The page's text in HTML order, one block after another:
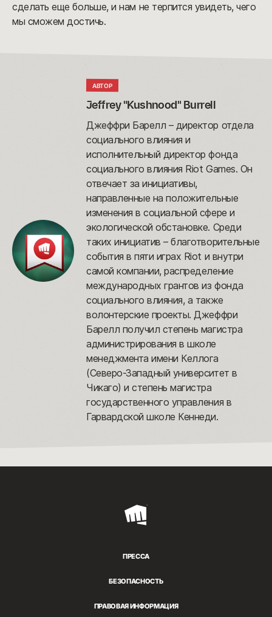
сделать еще больше, и нам не терпится увидеть, чего
мы сможем достичь.
АВТОР
Jeffrey "Kushnood" Burrell
Джеффри Барелл – директор отдела
социального влияния и
исполнительный директор фонда
социального влияния Riot Games. Он
отвечает за инициативы,
направленные на положительные
изменения в социальной сфере и
экологической обстановке. Среди
таких инициатив – благотворительные
события в пяти играх Riot и внутри
самой компании, распределение
международных грантов из фонда
социального влияния, а также
волонтерские проекты. Джеффри
Барелл получил степень магистра
администрирования в школе
менеджмента имени Келлога
(Северо-Западный университет в
Чикаго) и степень магистра
государственного управления в
Гарвардской школе Кеннеди.
Riot
ПРЕССА
БЕЗОПАСНОСТЬ
ПРАВОВАЯ ИНФОРМАЦИЯ